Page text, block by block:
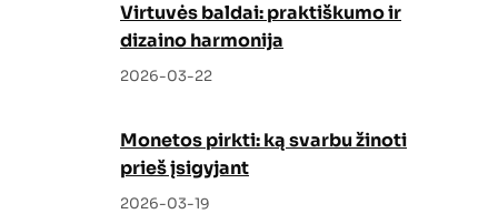
strategiją
Virtuvės baldai: praktiškumo ir
dizaino harmonija
2026-03-22
Monetos pirkti: ką svarbu žinoti
prieš įsigyjant
2026-03-19